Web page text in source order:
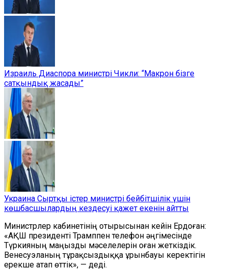
Израиль Диаспора министрі Чикли: “Макрон бізге
сатқындық жасады”
Украина Сыртқы істер министрі бейбітшілік үшін
көшбасшылардың кездесуі қажет екенін айтты
Министрлер кабинетінің отырысынан кейін Ердоған:
«АҚШ президенті Трамппен телефон әңгімесінде
Түркияның маңызды мәселелерін оған жеткіздік.
Венесуэланың тұрақсыздыққа ұрынбауы керектігін
ерекше атап өттік», — деді.